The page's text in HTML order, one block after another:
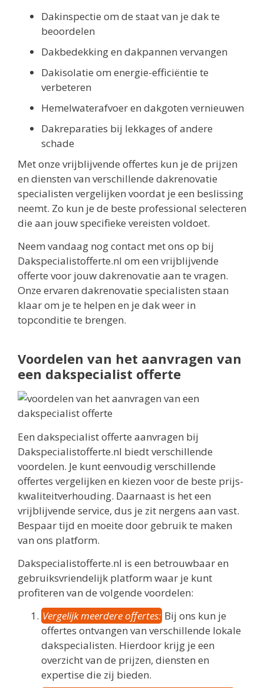
Dakinspectie om de staat van je dak te
beoordelen
Dakbedekking en dakpannen vervangen
Dakisolatie om energie-efficiëntie te
verbeteren
Hemelwaterafvoer en dakgoten vernieuwen
Dakreparaties bij lekkages of andere
schade
Met onze vrijblijvende offertes kun je de prijzen
en diensten van verschillende dakrenovatie
specialisten vergelijken voordat je een beslissing
neemt. Zo kun je de beste professional selecteren
die aan jouw specifieke vereisten voldoet.
Neem vandaag nog contact met ons op bij
Dakspecialistofferte.nl om een vrijblijvende
offerte voor jouw dakrenovatie aan te vragen.
Onze ervaren dakrenovatie specialisten staan
klaar om je te helpen en je dak weer in
topconditie te brengen.
Voordelen van het aanvragen van
een dakspecialist offerte
Een dakspecialist offerte aanvragen bij
Dakspecialistofferte.nl biedt verschillende
voordelen. Je kunt eenvoudig verschillende
offertes vergelijken en kiezen voor de beste prijs-
kwaliteitverhouding. Daarnaast is het een
vrijblijvende service, dus je zit nergens aan vast.
Bespaar tijd en moeite door gebruik te maken
van ons platform.
Dakspecialistofferte.nl is een betrouwbaar en
gebruiksvriendelijk platform waar je kunt
profiteren van de volgende voordelen:
Vergelijk meerdere offertes: Bij ons kun je
offertes ontvangen van verschillende lokale
dakspecialisten. Hierdoor krijg je een
overzicht van de prijzen, diensten en
expertise die zij bieden.